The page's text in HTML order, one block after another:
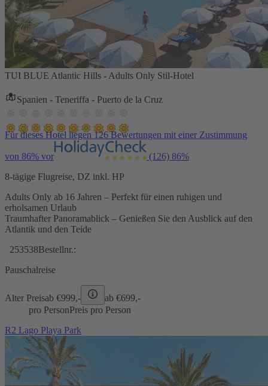
TUI BLUE Atlantic Hills - Adults Only Stil-Hotel
Spanien - Teneriffa - Puerto de la Cruz
Für dieses Hotel liegen 126 Bewertungen mit einer Zustimmung
von 86% vor (126) 86%
8-tägige Flugreise, DZ inkl. HP
Adults Only ab 16 Jahren – Perfekt für einen ruhigen und
erholsamen Urlaub
Traumhafter Panoramablick – Genießen Sie den Ausblick auf den
Atlantik und den Teide
253538Bestellnr.:
Pauschalreise
Alter Preisab €999,- ab €699,-
pro PersonPreis pro Person
R2 Lago Playa Park